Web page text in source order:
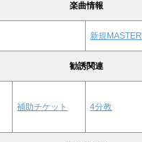
楽曲情報
新規MASTER
勧誘関連
補助チケット 4分教